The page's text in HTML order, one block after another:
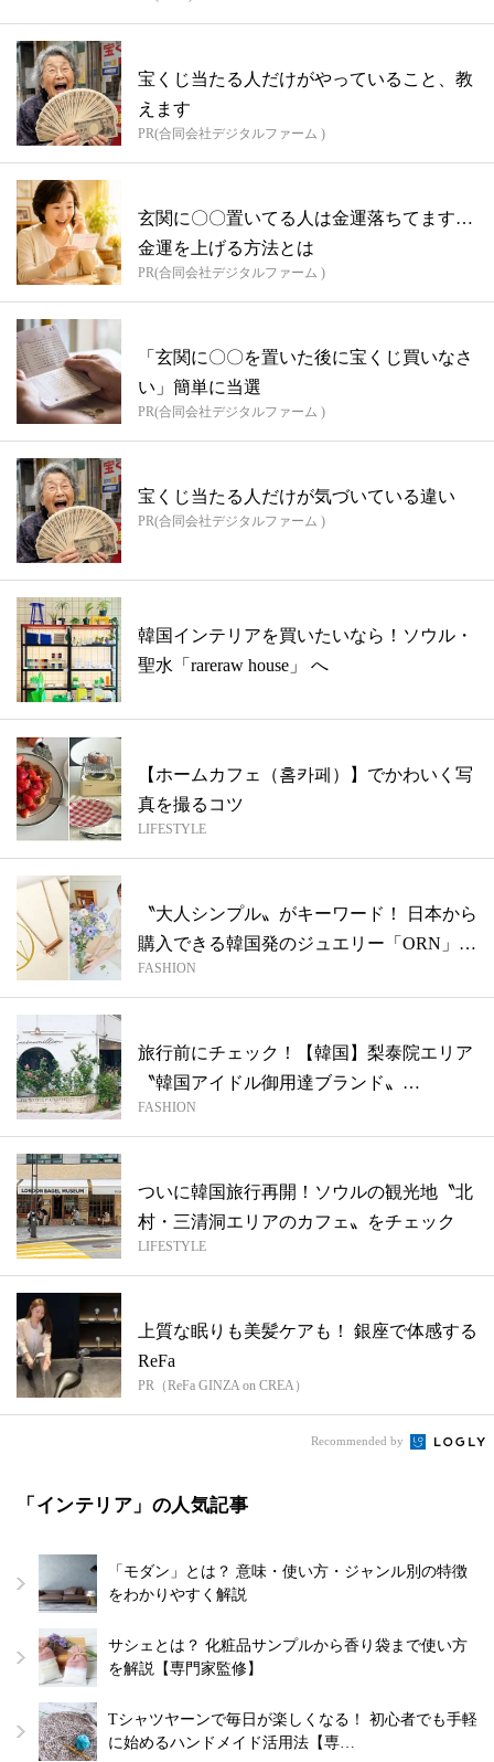
宝くじ当たる人だけがやっていること、教
えます
PR(合同会社デジタルファーム )
玄関に〇〇置いてる人は金運落ちてます…
金運を上げる方法とは
PR(合同会社デジタルファーム )
「玄関に〇〇を置いた後に宝くじ買いなさ
い」簡単に当選
PR(合同会社デジタルファーム )
宝くじ当たる人だけが気づいている違い
PR(合同会社デジタルファーム )
韓国インテリアを買いたいなら！ソウル・
聖水「rareraw house」 へ
【ホームカフェ（홈카페）】でかわいく写
真を撮るコツ
LIFESTYLE
〝大人シンプル〟がキーワード！ 日本から
購入できる韓国発のジュエリー「ORN」
が...
FASHION
旅行前にチェック！【韓国】梨泰院エリア
〝韓国アイドル御用達ブランド〟
「DIAGO...
FASHION
ついに韓国旅行再開！ソウルの観光地〝北
村・三清洞エリアのカフェ〟をチェック
LIFESTYLE
上質な眠りも美髪ケアも！ 銀座で体感する
ReFa
PR（ReFa GINZA on CREA）
Recommended by
「インテリア」の人気記事
「モダン」とは？ 意味・使い方・ジャンル別の特徴
をわかりやすく解説
サシェとは？ 化粧品サンプルから香り袋まで使い方
を解説【専門家監修】
Tシャツヤーンで毎日が楽しくなる！ 初心者でも手軽
に始めるハンドメイド活用法【専…